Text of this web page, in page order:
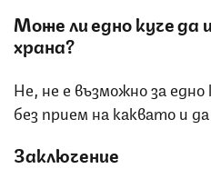
Може ли едно куче да
храна?
Не, не е възможно за едно
без прием на каквато и
Заключение